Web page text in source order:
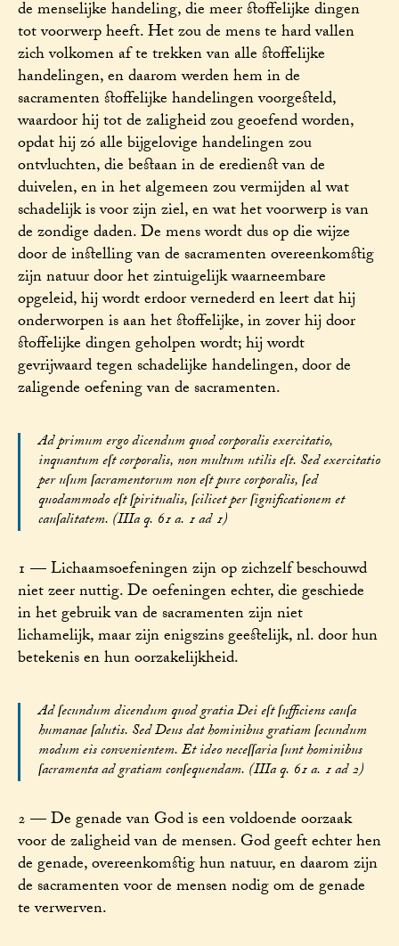
de menselijke handeling, die meer stoffelijke dingen
tot voorwerp heeft. Het zou de mens te hard vallen
zich volkomen af te trekken van alle stoffelijke
handelingen, en daarom werden hem in de
sacramenten stoffelijke handelingen voorgesteld,
waardoor hij tot de zaligheid zou geoefend worden,
opdat hij zó alle bijgelovige handelingen zou
ontvluchten, die bestaan in de eredienst van de
duivelen, en in het algemeen zou vermijden al wat
schadelijk is voor zijn ziel, en wat het voorwerp is van
de zondige daden. De mens wordt dus op die wijze
door de instelling van de sacramenten overeenkomstig
zijn natuur door het zintuigelijk waarneembare
opgeleid, hij wordt erdoor vernederd en leert dat hij
onderworpen is aan het stoffelijke, in zover hij door
stoffelijke dingen geholpen wordt; hij wordt
gevrijwaard tegen schadelijke handelingen, door de
zaligende oefening van de sacramenten.
Ad primum ergo dicendum quod corporalis exercitatio,
inquantum eſt corporalis, non multum utilis eſt. Sed exercitatio
per uſum ſacramentorum non eſt pure corporalis, ſed
quodammodo eſt ſpiritualis, ſcilicet per ſignificationem et
cauſalitatem. (IIIa q. 61 a. 1 ad 1)
1 — Lichaamsoefeningen zijn op zichzelf beschouwd
niet zeer nuttig. De oefeningen echter, die geschiede
in het gebruik van de sacramenten zijn niet
lichamelijk, maar zijn enigszins geestelijk, nl. door hun
betekenis en hun oorzakelijkheid.
Ad ſecundum dicendum quod gratia Dei eſt ſufficiens cauſa
humanae ſalutis. Sed Deus dat hominibus gratiam ſecundum
modum eis convenientem. Et ideo neceſſaria ſunt hominibus
ſacramenta ad gratiam conſequendam. (IIIa q. 61 a. 1 ad 2)
2 — De genade van God is een voldoende oorzaak
voor de zaligheid van de mensen. God geeft echter hen
de genade, overeenkomstig hun natuur, en daarom zijn
de sacramenten voor de mensen nodig om de genade
te verwerven.